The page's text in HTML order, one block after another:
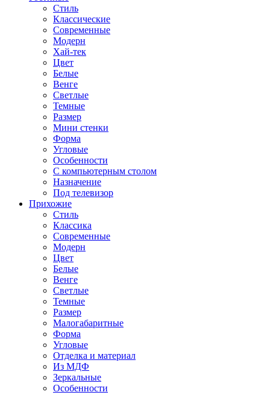
Стиль
Классические
Современные
Модерн
Хай-тек
Цвет
Белые
Венге
Светлые
Темные
Размер
Мини стенки
Форма
Угловые
Особенности
С компьютерным столом
Назначение
Под телевизор
Прихожие
Стиль
Классика
Современные
Модерн
Цвет
Белые
Венге
Светлые
Темные
Размер
Малогабаритные
Форма
Угловые
Отделка и материал
Из МДФ
Зеркальные
Особенности